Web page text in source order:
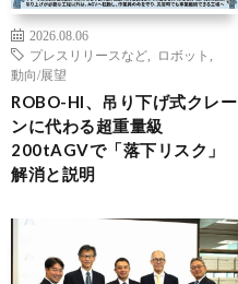
2026.08.06
プレスリリースなど
ロボット
動向/展望
ROBO-HI、吊り下げ式クレー
ンに代わる超重量級
200tAGVで「落下リスク」
解消と説明